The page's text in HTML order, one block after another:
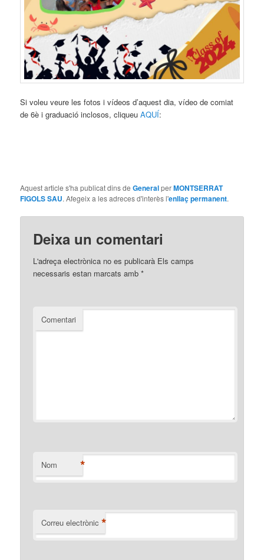
Si voleu veure les fotos i vídeos d’aquest dia, vídeo de comiat
de 6è i graduació inclosos, cliqueuAQUÍ:
Aquest article s'ha publicat dins deGeneralperMONTSERRAT
FIGOLS SAU. Afegeix a les adreces d'interès l'enllaç permanent.
Deixa un comentari
L'adreça electrònica no es publicarà Els camps
necessaris estan marcats amb*
Comentari
Nom *
Correu electrònic *